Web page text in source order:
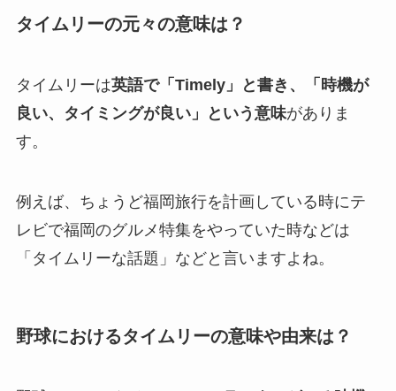
タイムリーの元々の意味は？
タイムリーは英語で「Timely」と書き、「時機が
良い、タイミングが良い」という意味がありま
す。
例えば、ちょうど福岡旅行を計画している時にテ
レビで福岡のグルメ特集をやっていた時などは
「タイムリーな話題」などと言いますよね。
野球におけるタイムリーの意味や由来は？